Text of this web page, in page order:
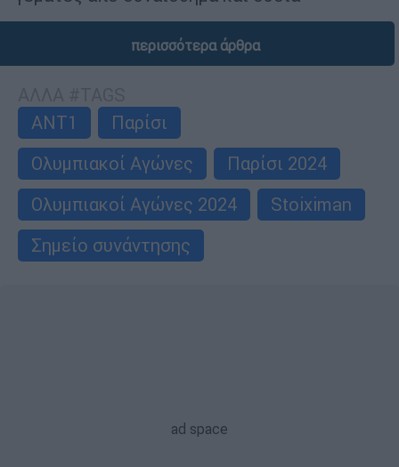
περισσότερα άρθρα
ΑΝΤ1
Παρίσι
Ολυμπιακοί Αγώνες
Παρίσι 2024
Ολυμπιακοί Αγώνες 2024
Stoiximan
Σημείο συνάντησης